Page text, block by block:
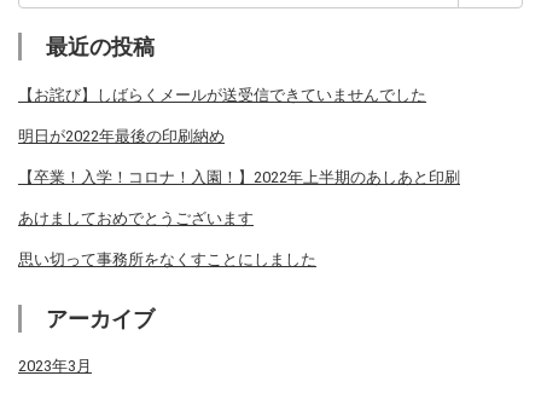
索:
最近の投稿
【お詫び】しばらくメールが送受信できていませんでした
明日が2022年最後の印刷納め
【卒業！入学！コロナ！入園！】2022年上半期のあしあと印刷
あけましておめでとうございます
思い切って事務所をなくすことにしました
アーカイブ
2023年3月